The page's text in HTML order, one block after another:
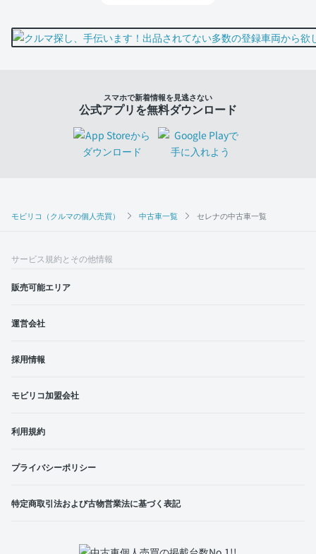
モビリコ（クルマの個人売買） 中古車一覧 セレナの中古車一覧
スマホで新着情報を見逃さない
公式アプリを無料ダウンロード
サービス規約とその他情報
販売可能エリア
運営会社
採用情報
モビリコ加盟会社
利用規約
プライバシーポリシー
特定商取引法および古物営業法に基づく表記